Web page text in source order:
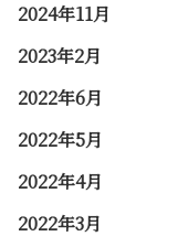
2024年11月
2023年2月
2022年6月
2022年5月
2022年4月
2022年3月